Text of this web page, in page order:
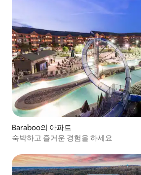
Baraboo의 아파트
숙박하고 즐거운 경험을 하세요